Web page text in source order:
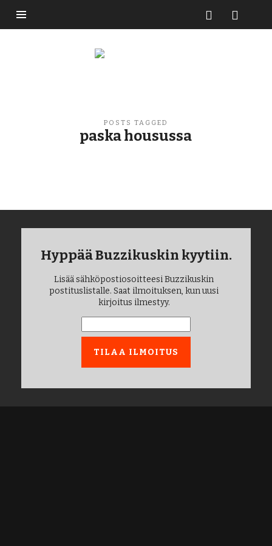
Buzzikuski
POSTS TAGGED
paska housussa
Hyppää Buzzikuskin kyytiin.
Lisää sähköpostiosoitteesi Buzzikuskin
postituslistalle. Saat ilmoituksen, kun uusi
kirjoitus ilmestyy.